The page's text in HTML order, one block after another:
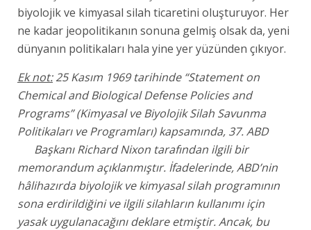
biyolojik ve kimyasal silah ticaretini oluşturuyor. Her
ne kadar jeopolitikanın sonuna gelmiş olsak da, yeni
dünyanın politikaları hala yine yer yüzünden çıkıyor.
Ek not:25 Kasım 1969 tarihinde “Statement on
Chemical and Biological Defense Policies and
Programs” (Kimyasal ve Biyolojik Silah Savunma
Politikaları ve Programları) kapsamında, 37. ABD
Başkanı Richard Nixon tarafından ilgili bir
memorandum açıklanmıştır. İfadelerinde, ABD’nin
hâlihazırda biyolojik ve kimyasal silah programının
sona erdirildiğini ve ilgili silahların kullanımı için
yasak uygulanacağını deklare etmiştir. Ancak, bu